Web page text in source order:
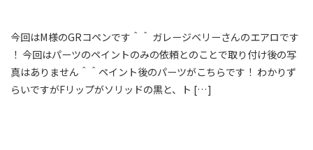
今回はM様のGRコペンです＾＾ ガレージベリーさんのエアロです
！ 今回はパーツのペイントのみの依頼とのことで取り付け後の写
真はありません＾＾ペイント後のパーツがこちらです！ わかりず
らいですがFリップがソリッドの黒と、ト […]